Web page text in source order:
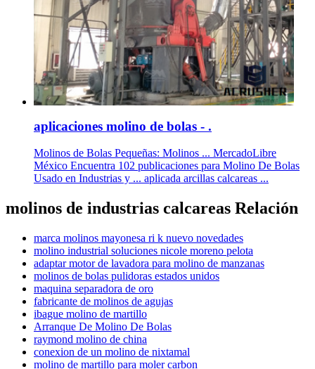
aplicaciones molino de bolas - .
Molinos de Bolas Pequeñas: Molinos ... MercadoLibre
México Encuentra 102 publicaciones para Molino De Bolas
Usado en Industrias y ... aplicada arcillas calcareas ...
molinos de industrias calcareas Relación
marca molinos mayonesa ri k nuevo novedades
molino industrial soluciones nicole moreno pelota
adaptar motor de lavadora para molino de manzanas
molinos de bolas pulidoras estados unidos
maquina separadora de oro
fabricante de molinos de agujas
ibague molino de martillo
Arranque De Molino De Bolas
raymond molino de china
conexion de un molino de nixtamal
molino de martillo para moler carbon